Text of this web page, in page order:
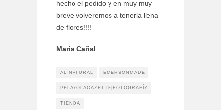
hecho el pedido y en muy muy
breve volveremos a tenerla llena
de flores!!!!
Maria Cañal
AL NATURAL EMERSONMADE
PELAYOLACAZETTE|FOTOGRAFÍA
TIENDA